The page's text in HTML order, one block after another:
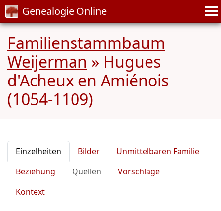
Genealogie Online
Familienstammbaum
Weijerman » Hugues
d'Acheux en Amiénois
(1054-1109)
Einzelheiten Bilder
Unmittelbaren Familie
Beziehung
Quellen
Vorschläge
Kontext